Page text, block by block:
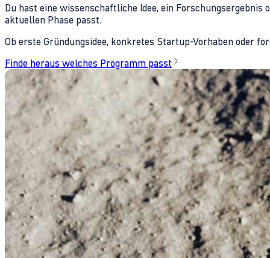
Du hast eine wissenschaftliche Idee, ein
aktuellen Phase passt.
Ob erste Gründungsidee, konkretes Startup-Vorhaben oder
Finde heraus welches Programm passt